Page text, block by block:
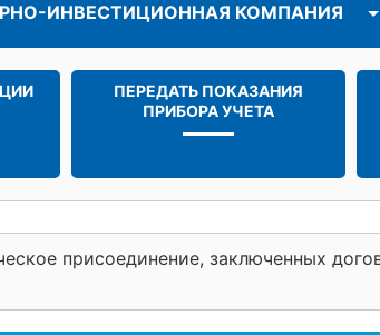
ИНВЕСТИЦИОННАЯ КОМПАНИЯ
ПЕРЕДАТЬ ПОКАЗАНИЯ
ПРИБОРА УЧЕТА
присоединение, заключенных